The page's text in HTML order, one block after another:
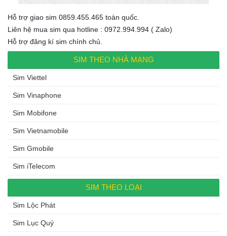
Hỗ trợ giao sim 0859.455.465 toàn quốc.
Liên hệ mua sim qua hotline : 0972.994.994 ( Zalo)
Hỗ trợ đăng kí sim chính chủ.
SIM THEO NHÀ MẠNG
Sim Viettel
Sim Vinaphone
Sim Mobifone
Sim Vietnamobile
Sim Gmobile
Sim iTelecom
SIM THEO LOẠI
Sim Lộc Phát
Sim Lục Quý